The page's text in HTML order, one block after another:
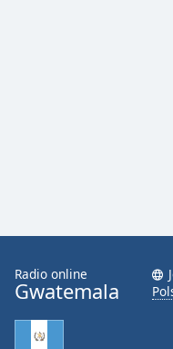
Reset
Done
Close
Radio online
Gwatemala